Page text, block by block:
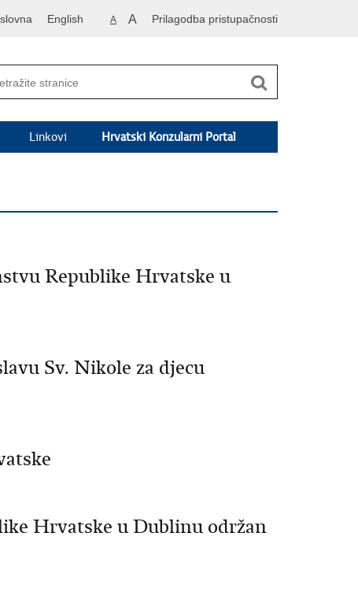
English A A Prilagodba pristupačnosti
Linkovi Hrvatski Konzularni Portal
Republike Hrvatske u
Sv. Nikole za djecu
Hrvatske u Dublinu održan